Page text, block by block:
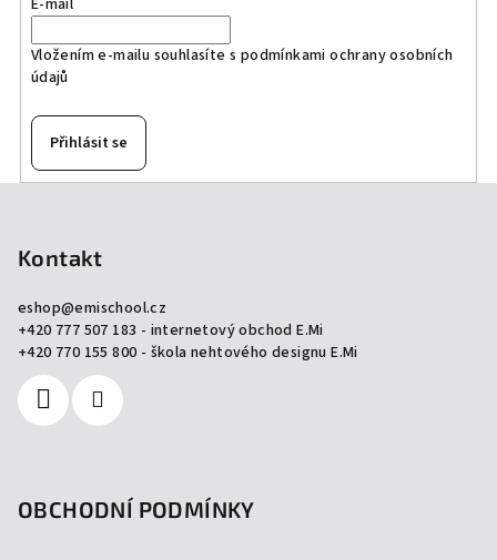
Vložením e-mailu souhlasíte s podmínkami ochrany osobních
údajů
Přihlásit se
Kontakt
eshop@emischool.cz
+420 777 507 183 - internetový obchod E.Mi
+420 770 155 800 - škola nehtového designu E.Mi
OBCHODNÍ PODMÍNKY